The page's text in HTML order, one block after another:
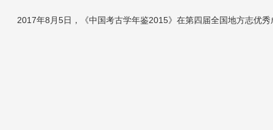
2017年8月5日，《中国考古学年鉴2015》在第四届全国地方志优秀